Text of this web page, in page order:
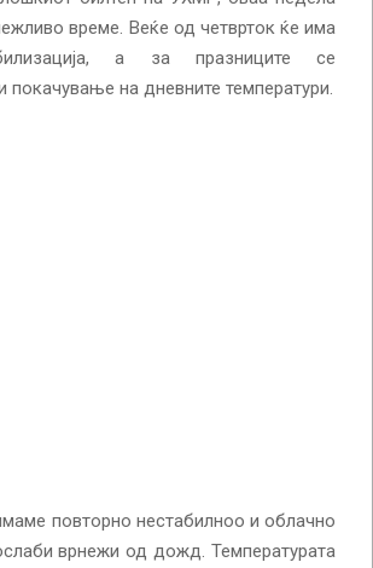
време. Веќе од четврток ќе има
а за празниците се
покачување на дневните температури.
повторно нестабилноо и облачно
врнежи од дожд. Температурата